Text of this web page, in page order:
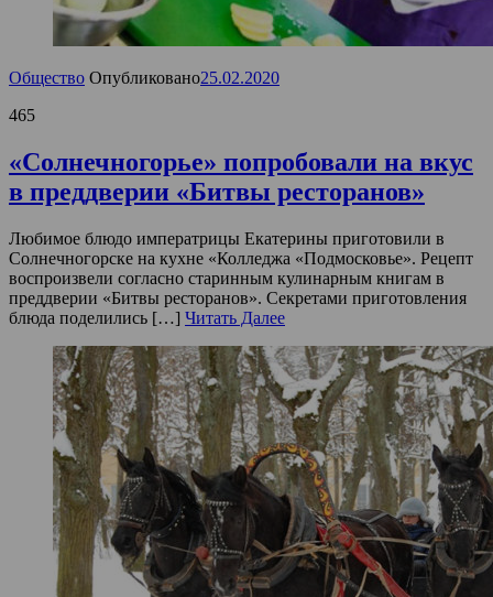
Общество Опубликовано25.02.2020
465
«Солнечногорье» попробовали на вкус
в преддверии «Битвы ресторанов»
Любимое блюдо императрицы Екатерины приготовили в
Солнечногорске на кухне «Колледжа «Подмосковье». Рецепт
воспроизвели согласно старинным кулинарным книгам в
преддверии «Битвы ресторанов». Секретами приготовления
блюда поделились […] Читать Далее